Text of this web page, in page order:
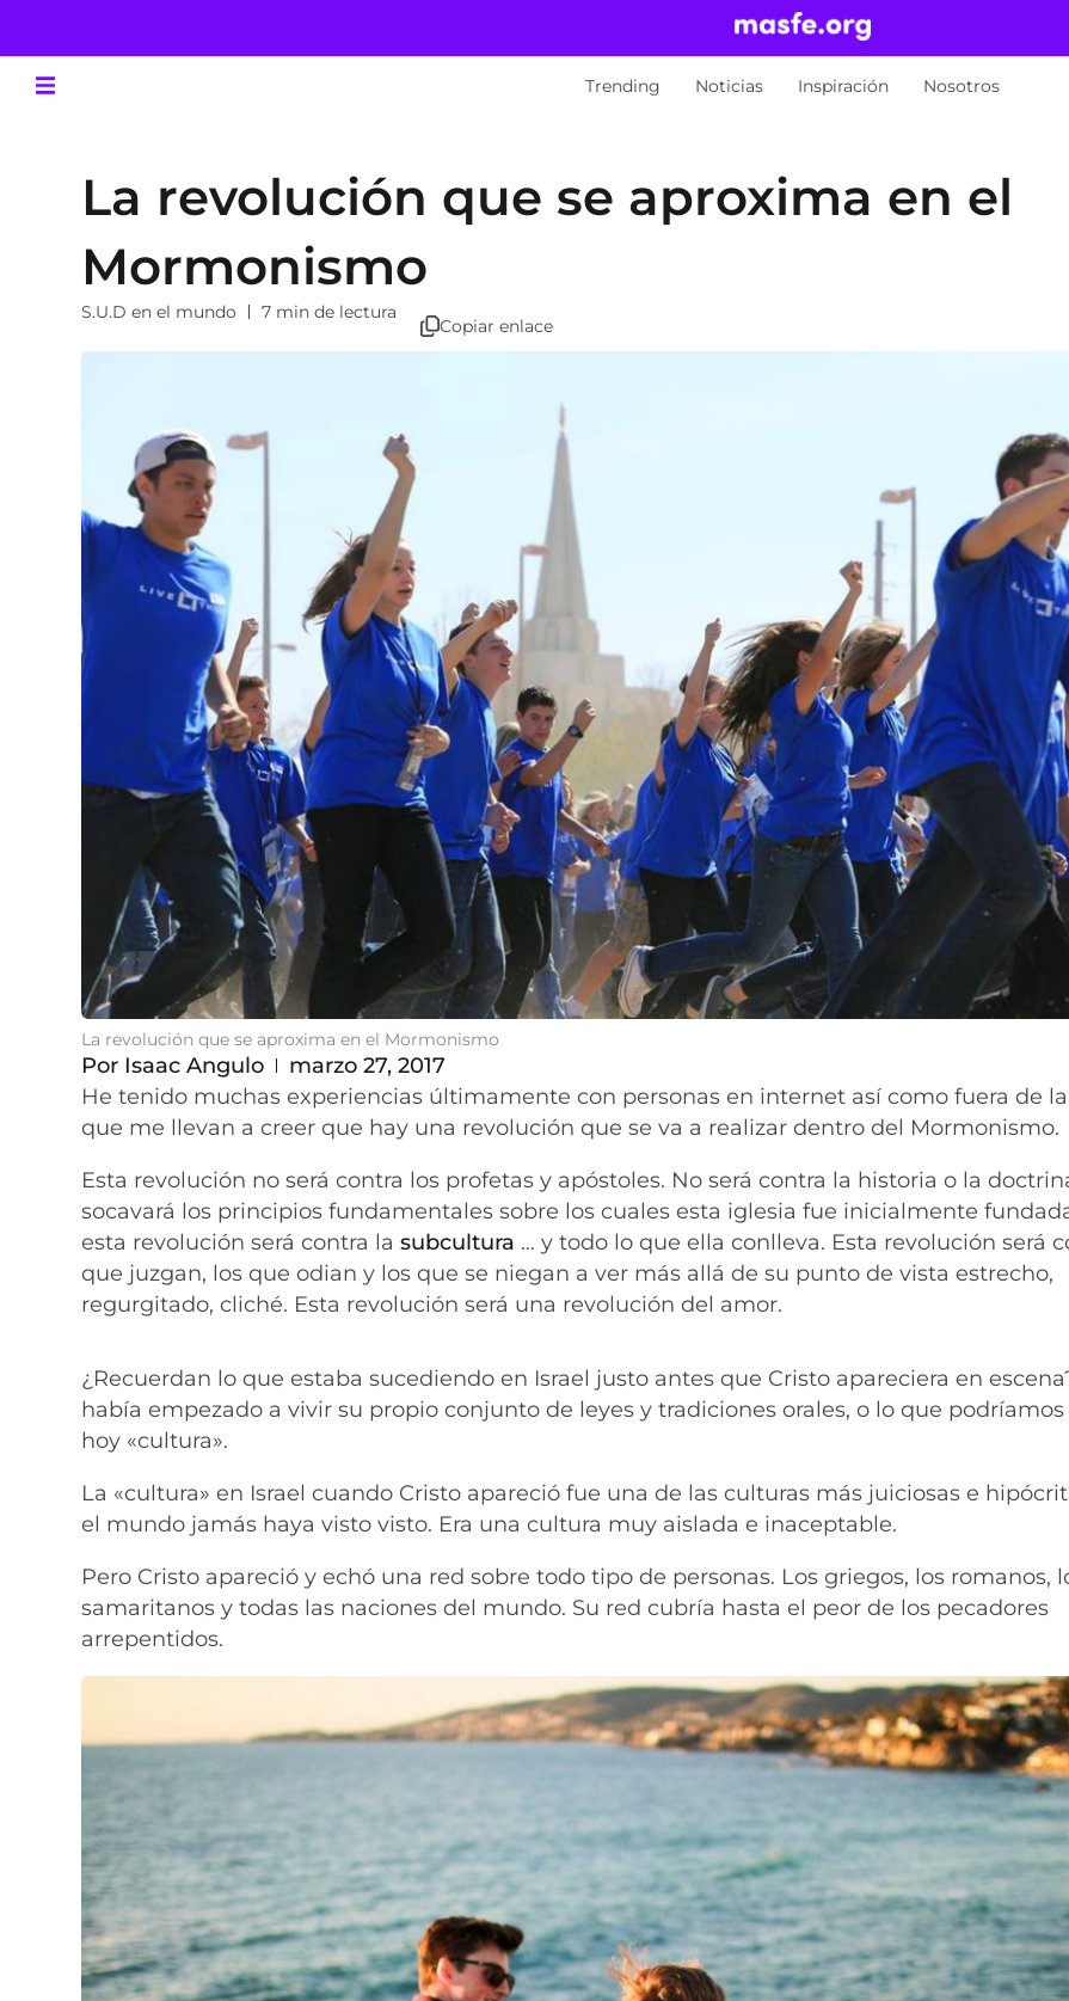
Trending Noticias Inspiración Nosotros
La revolución que se aproxima en el
Mormonismo
S.U.D en el mundo 7 min de lectura
Copiar enlace
La revolución que se aproxima en el Mormonismo
Por Isaac Angulo
marzo 27, 2017
He tenido muchas experiencias últimamente con personas en internet así como fuera de
que me llevan a creer que hay una revolución que se va a realizar dentro del Mormonismo.
Esta revolución no será contra los profetas y apóstoles. No será contra la historia o la
socavará los principios fundamentales sobre los cuales esta iglesia fue inicialmente
esta revolución será contra lasubcultura … y todo lo que ella conlleva. Esta revolución será
que juzgan, los que odian y los que se niegan a ver más allá de su punto de vista estrecho,
regurgitado, cliché. Esta revolución será una revolución del amor.
¿Recuerdan lo que estaba sucediendo en Israel justo antes que Cristo apareciera en
había empezado a vivir su propio conjunto de leyes y tradiciones orales, o lo que
hoy «cultura».
La «cultura» en Israel cuando Cristo apareció fue una de las culturas más juiciosas e
el mundo jamás haya visto visto. Era una cultura muy aislada e inaceptable.
Pero Cristo apareció y echó una red sobre todo tipo de personas. Los griegos, los romanos,
samaritanos y todas las naciones del mundo. Su red cubría hasta el peor de los pecadores
arrepentidos.